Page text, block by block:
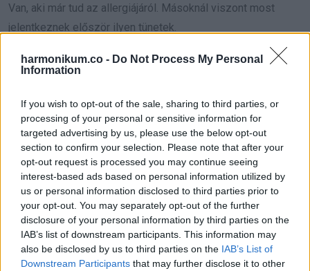
harmonikum.co - Do Not Process My Personal
Information
If you wish to opt-out of the sale, sharing to third parties, or
processing of your personal or sensitive information for
targeted advertising by us, please use the below opt-out
section to confirm your selection. Please note that after your
opt-out request is processed you may continue seeing
interest-based ads based on personal information utilized by
us or personal information disclosed to third parties prior to
your opt-out. You may separately opt-out of the further
disclosure of your personal information by third parties on the
IAB’s list of downstream participants. This information may
also be disclosed by us to third parties on the IAB’s List of
Downstream Participants that may further disclose it to other
Van, aki már tud az allergiájáról. Másoknál viszont most
jelentkeznek először ilyen tünetek.
5. Miért számít minden
Az egyik legnagyobb hiba a várakozás. Sokan azt hiszik,
hogy csak egy ártalmatlan kiütésről van szó, és majd
magától elmúlik.
Amint azonban a légzés is érintetté válik, az állapot gyorsan
romolhat. Kezelés nélkül a súlyos allergiás reakció légúti
elzáródáshoz, sokkhoz vagy eszméletvesztéshez is
vezethet.